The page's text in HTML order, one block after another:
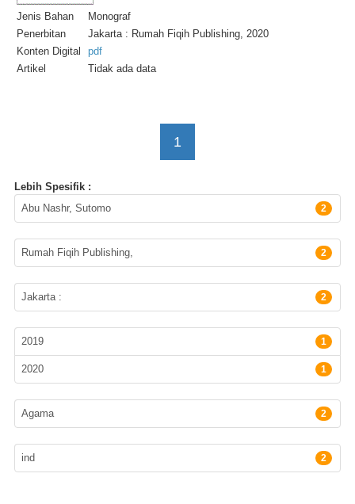
Jenis Bahan
Monograf
Penerbitan
Jakarta : Rumah Fiqih Publishing, 2020
Konten Digital
pdf
Artikel
Tidak ada data
1
Lebih Spesifik :
Pengarang
Abu Nashr, Sutomo 2
Penerbit
Rumah Fiqih Publishing, 2
Lokasi Terbitan
Jakarta : 2
Tahun Terbit
2019 1
2020 1
Subyek
Agama 2
Bahasa
ind 2